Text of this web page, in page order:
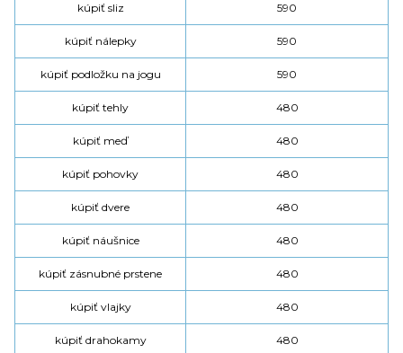
kúpiť sliz 590
kúpiť nálepky 590
kúpiť podložku na jogu 590
kúpiť tehly 480
kúpiť meď 480
kúpiť pohovky 480
kúpiť dvere 480
kúpiť náušnice 480
kúpiť zásnubné prstene 480
kúpiť vlajky 480
kúpiť drahokamy 480